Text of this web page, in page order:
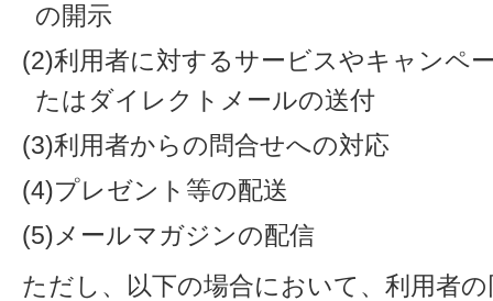
の開示
(2)利用者に対するサービスやキャンペ
たはダイレクトメールの送付
(3)利用者からの問合せへの対応
(4)プレゼント等の配送
(5)メールマガジンの配信
ただし、以下の場合において、利用者